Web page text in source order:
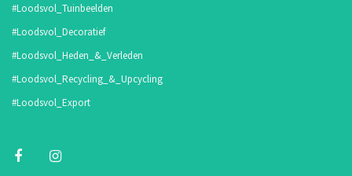
#Loodsvol_Tuinbeelden
#Loodsvol_Decoratief
#Loodsvol_Heden_&_Verleden
#Loodsvol_Recycling_&_Upcycling
#Loodsvol_Export